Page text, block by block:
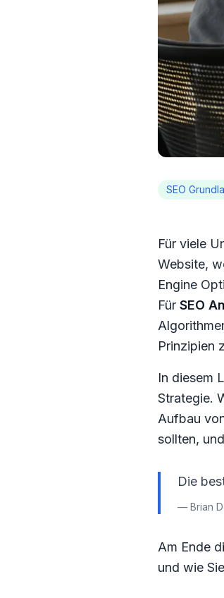
SEO
Für viele
Website,
Engine
Für SEO
Prinzipien
In diesem
Strategie.
Aufbau
sollten,
Die
— Brian
Am Ende
und wie